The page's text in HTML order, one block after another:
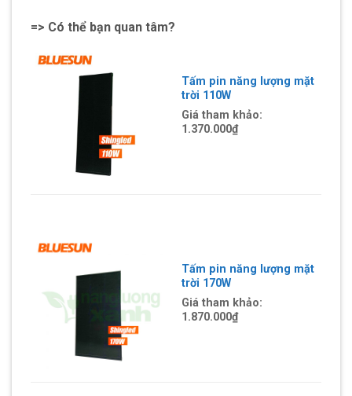
=> Có thể bạn quan tâm?
Tấm pin năng lượng mặt
trời 110W
Giá tham khảo:
1.370.000₫
Tấm pin năng lượng mặt
trời 170W
Giá tham khảo:
1.870.000₫